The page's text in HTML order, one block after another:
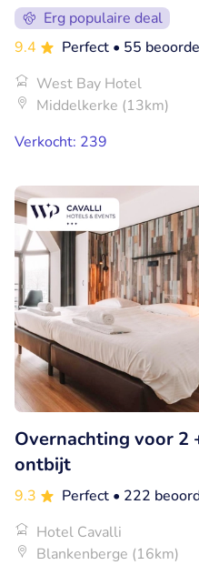
Erg populaire deal
9.4
Perfect • 55
West Bay Hotel
Middelkerke (13km)
Verkocht: 239
Overnachting voor 2
ontbijt
9.3 Perfect • 222
Hotel Cavalli
Blankenberge (16km)